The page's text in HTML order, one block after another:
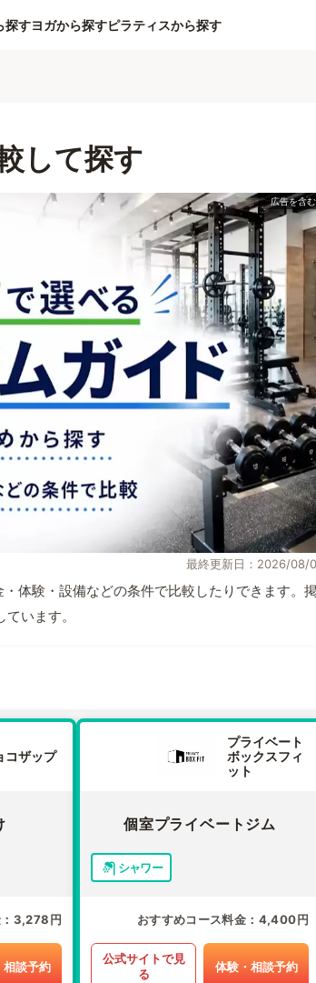
探すヨガから探すピラティスから探す
して探す
最終更新日：2026/08/
体験・設備などの条件で比較したりできます。
います。
コザップ
3,278円
相談予約
プライベート
ボックスフィ
ット
個室プライベートジム
シャワー
おすすめコース料金 4,400円
公式サイトで見
る
体験・相談予約